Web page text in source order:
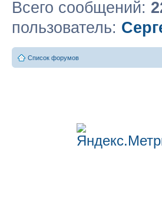
Всего сообщений:
пользователь:
Список форумов